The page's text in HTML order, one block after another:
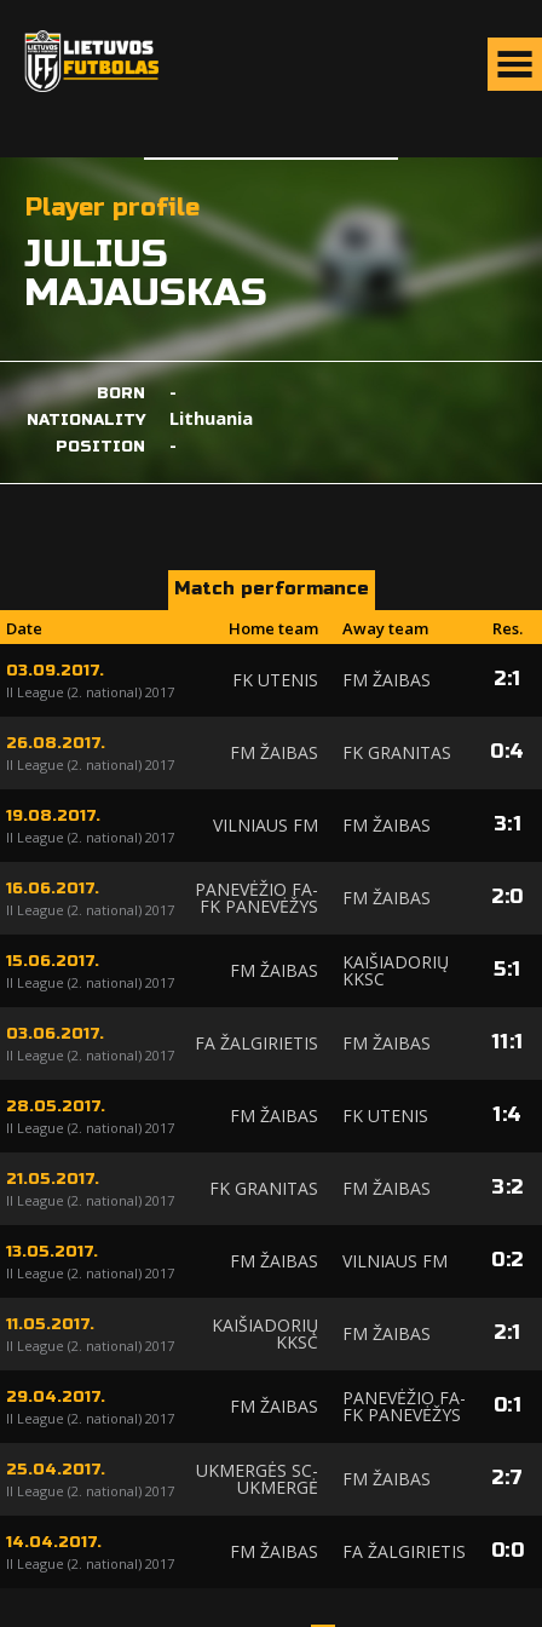
Player profile
JULIUS
MAJAUSKAS
BORN -
NATIONALITY Lithuania
POSITION -
Match performance
Date
Home team Away team Res.
03.09.2017.
II League (2. national) 2017
FK UTENIS FM ŽAIBAS 2:1
26.08.2017.
II League (2. national) 2017
FM ŽAIBAS FK GRANITAS 0:4
19.08.2017.
II League (2. national) 2017
VILNIAUS FM FM ŽAIBAS 3:1
16.06.2017.
II League (2. national) 2017
PANEVĖŽIO FA-
FK PANEVĖŽYS FM ŽAIBAS 2:0
15.06.2017.
II League (2. national) 2017
FM ŽAIBAS KAIŠIADORIŲ
KKSC 5:1
03.06.2017.
II League (2. national) 2017
FA ŽALGIRIETIS FM ŽAIBAS 11:1
28.05.2017.
II League (2. national) 2017
FM ŽAIBAS FK UTENIS 1:4
21.05.2017.
II League (2. national) 2017
FK GRANITAS FM ŽAIBAS 3:2
13.05.2017.
II League (2. national) 2017
FM ŽAIBAS VILNIAUS FM 0:2
11.05.2017.
II League (2. national) 2017
KAIŠIADORIŲ
KKSC FM ŽAIBAS 2:1
29.04.2017.
II League (2. national) 2017
FM ŽAIBAS PANEVĖŽIO FA-
FK PANEVĖŽYS 0:1
25.04.2017.
II League (2. national) 2017
UKMERGĖS SC-
UKMERGĖ FM ŽAIBAS 2:7
14.04.2017.
II League (2. national) 2017
FM ŽAIBAS FA ŽALGIRIETIS 0:0